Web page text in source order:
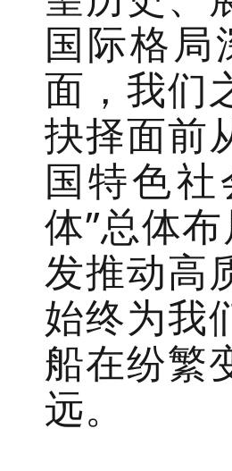
国际格局
面，我们
抉择面前
国特色
体”总体
发推动高
始终为我
船在纷繁
远。